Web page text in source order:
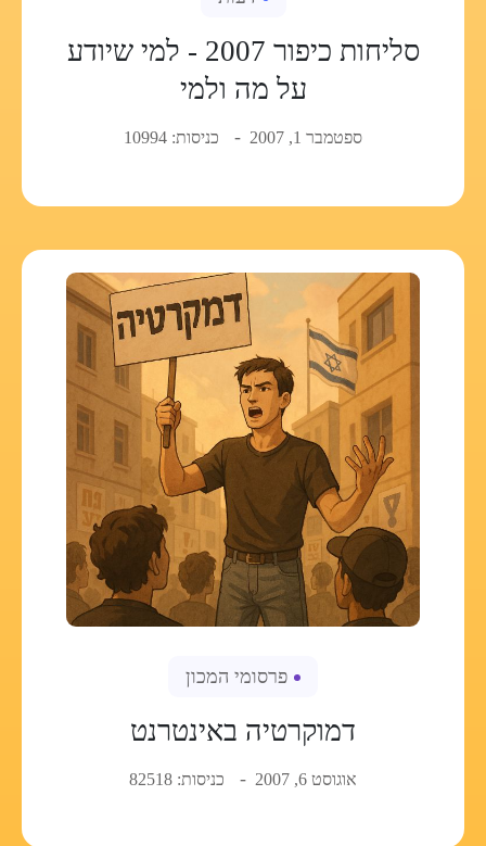
סליחות כיפור 2007 - למי שיודע
על מה ולמי
ספטמבר 1, 2007 כניסות: 10994
פרסומי המכון
דמוקרטיה באינטרנט
אוגוסט 6, 2007 כניסות: 82518